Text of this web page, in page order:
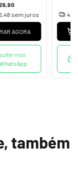
sem juros
AGORA
nos
4
também